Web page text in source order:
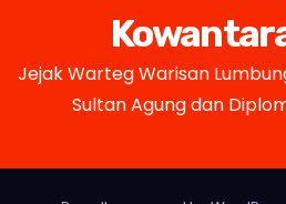
Jejak Warteg Warisan
Sultan Agung dan